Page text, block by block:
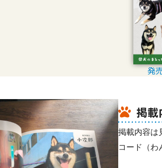
発
掲載
掲載内容は
コード（わ